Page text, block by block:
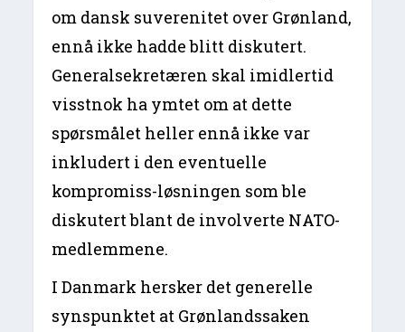
om dansk suverenitet over Grønland,
ennå ikke hadde blitt diskutert.
Generalsekretæren skal imidlertid
visstnok ha ymtet om at dette
spørsmålet heller ennå ikke var
inkludert i den eventuelle
kompromiss-løsningen som ble
diskutert blant de involverte NATO-
medlemmene.
I Danmark hersker det generelle
synspunktet at Grønlandssaken